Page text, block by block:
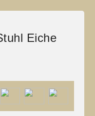
Eiche